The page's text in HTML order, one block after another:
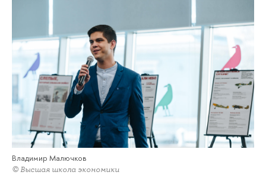
Владимир Малючков
© Высшая школа экономики